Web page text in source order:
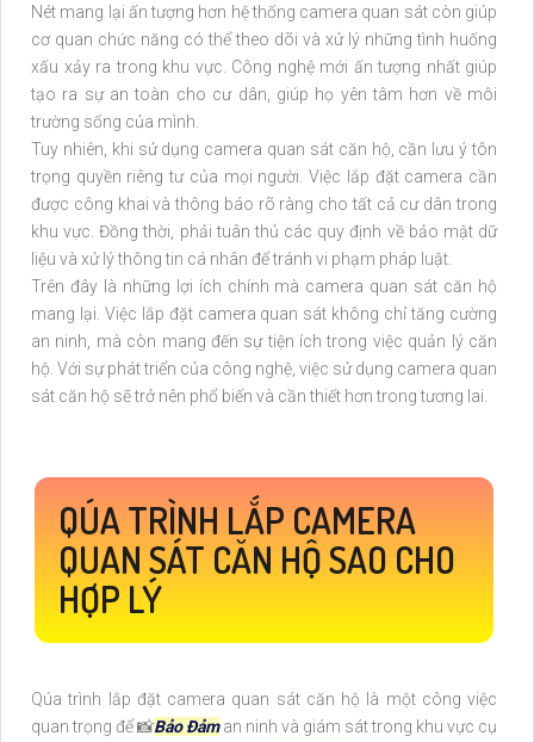
Nét mang lại ấn tượng hơn hệ thống camera quan sát còn giúp
cơ quan chức năng có thể theo dõi và xử lý những tình huống
xấu xảy ra trong khu vực. Công nghệ mới ấn tượng nhất giúp
tạo ra sự an toàn cho cư dân, giúp họ yên tâm hơn về môi
trường sống của mình.
Tuy nhiên, khi sử dụng camera quan sát căn hộ, cần lưu ý tôn
trọng quyền riêng tư của mọi người. Việc lắp đặt camera cần
được công khai và thông báo rõ ràng cho tất cả cư dân trong
khu vực. Đồng thời, phải tuân thủ các quy định về bảo mật dữ
liệu và xử lý thông tin cá nhân để tránh vi phạm pháp luật.
Trên đây là những lợi ích chính mà camera quan sát căn hộ
mang lại. Việc lắp đặt camera quan sát không chỉ tăng cường
an ninh, mà còn mang đến sự tiện ích trong việc quản lý căn
hộ. Với sự phát triển của công nghệ, việc sử dụng camera quan
sát căn hộ sẽ trở nên phổ biến và cần thiết hơn trong tương lai.
QÚA TRÌNH LẮP CAMERA
QUAN SÁT CĂN HỘ SAO CHO
HỢP LÝ
Qúa trình lắp đặt camera quan sát căn hộ là một công việc
quan trọng để 📸Bảo Đảman ninh và giám sát trong khu vực cụ